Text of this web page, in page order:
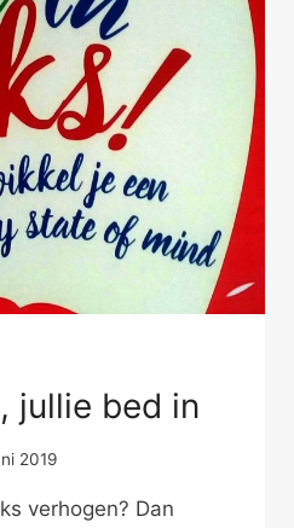
jullie bed in
2019
verhogen? Dan